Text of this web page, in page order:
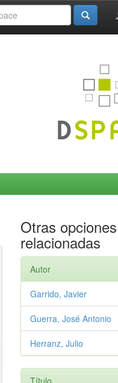
Otras opciones
relacionadas
Autor
Garrido, Javier
Guerra, José Antonio
Herranz, Julio
Título